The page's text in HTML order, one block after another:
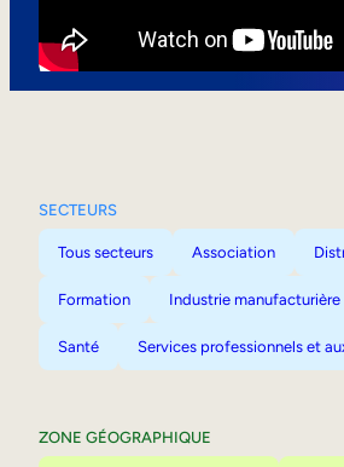
SECTEURS
Tous secteurs Association
Formation Industrie manufacturière
Santé Services professionnels et
ZONE GÉOGRAPHIQUE